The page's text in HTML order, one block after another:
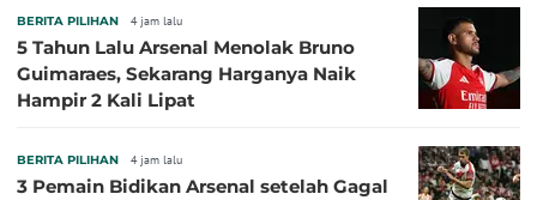
BERITA PILIHAN 4 jam lalu
5 Tahun Lalu Arsenal Menolak Bruno
Guimaraes, Sekarang Harganya Naik
Hampir 2 Kali Lipat
BERITA PILIHAN 4 jam lalu
3 Pemain Bidikan Arsenal setelah Gagal